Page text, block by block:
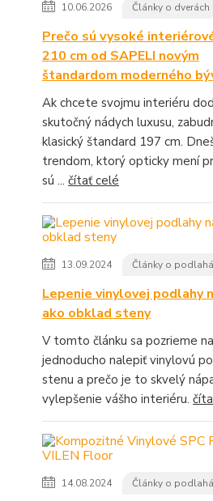
10.06.2026 Články o dverách
Prečo sú vysoké
210 cm od SAPELI novým
štandardom moderného
Ak chcete svojmu interiéru
skutočný nádych luxusu,
klasický štandard 197 cm.
trendom, ktorý opticky mení
sú ... čítať celé
13.09.2024 Články o
Lepenie vinylovej podlahy
ako obklad steny
V tomto článku sa pozrieme
jednoducho nalepiť vinylovú
stenu a prečo je to skvelý
vylepšenie vášho interiéru.
14.08.2024 Články o